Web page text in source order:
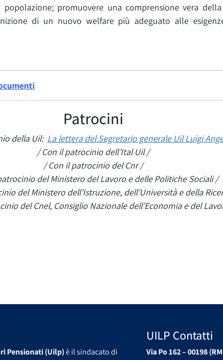
promuovere una comprensione vera
di un nuovo welfare più adeguato alle
Patrocini
della Uil: La lettera del Segretario generale Uil Luigi
/ Con il patrocinio dell’Ital Uil /
/ Con il patrocinio del Cnr /
del Ministero del Lavoro e delle Politiche Sociali /
del Ministero dell’Istruzione, dell’Università e della
del Cnel, Consiglio Nazionale dell’Economia e del
Pensionati (Uilp)è il sindacato di
UILP Contatti
Via Po 162 – 00198